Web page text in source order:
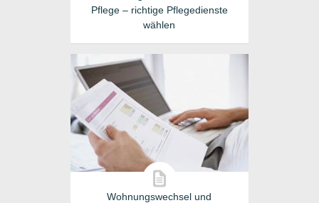
Pflege – richtige Pflegedienste
wählen
Wohnungswechsel und